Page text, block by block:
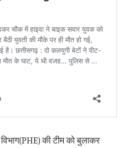
की टीम को बुलाकर